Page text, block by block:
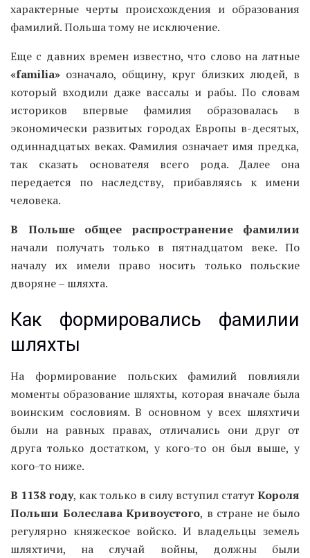
характерные черты происхождения и образования
фамилий. Польша тому не исключение.
Еще с давних времен известно, что слово на латные
«familia» означало, общину, круг близких людей, в
который входили даже вассалы и рабы. По словам
историков впервые фамилия образовалась в
экономически развитых городах Европы в-десятых,
одиннадцатых веках. Фамилия означает имя предка,
так сказать основателя всего рода. Далее она
передается по наследству, прибавляясь к имени
человека.
В Польше общее распространение фамилии
начали получать только в пятнадцатом веке. По
началу их имели право носить только польские
дворяне – шляхта.
Как формировались фамилии
шляхты
На формирование польских фамилий повлияли
моменты образование шляхты, которая вначале была
воинским сословиям. В основном у всех шляхтичи
были на равных правах, отличались они друг от
друга только достатком, у кого-то он был выше, у
кого-то ниже.
В 1138 году, как только в силу вступил статутКороля
Польши Болеслава Кривоустого, в стране не было
регулярно княжеское войско. И владельцы земель
шляхтичи, на случай войны, должны были